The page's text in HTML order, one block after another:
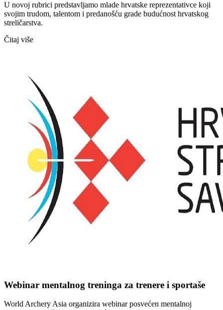
U novoj rubrici predstavljamo mlade hrvatske reprezentativce koji
svojim trudom, talentom i predanošću grade budućnost hrvatskog
streličarstva.
Čitaj više
Webinar mentalnog treninga za trenere i sportaše
World Archery Asia organizira webinar posvećen mentalnoj